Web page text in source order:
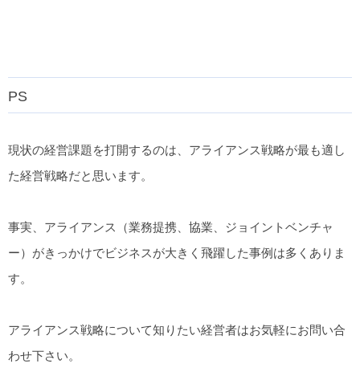
PS
現状の経営課題を打開するのは、アライアンス戦略が最も適し
た経営戦略だと思います。
事実、アライアンス（業務提携、協業、ジョイントベンチャ
ー）がきっかけでビジネスが大きく飛躍した事例は多くありま
す。
アライアンス戦略について知りたい経営者はお気軽にお問い合
わせ下さい。